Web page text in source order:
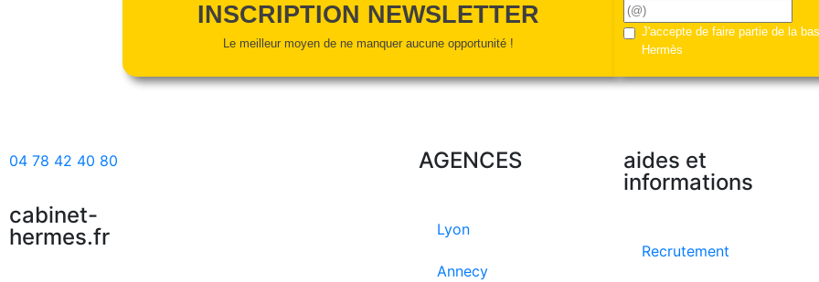
INSCRIPTION NEWSLETTER
Le meilleur moyen de ne manquer aucune opportunité !
J'accepte de faire partie de la
Hermès
04 78 42 40 80
cabinet-
hermes.fr
AGENCES
Lyon
Annecy
aides et
informations
Recrutement